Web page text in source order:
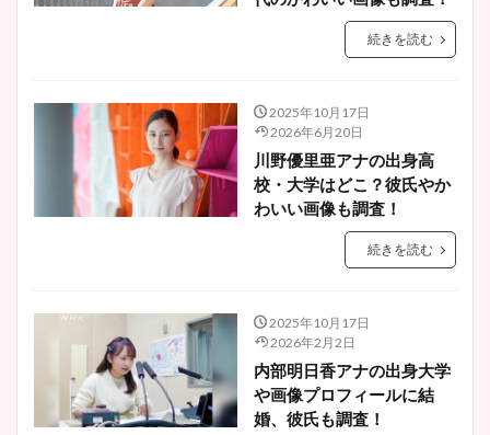
続きを読む
2025年10月17日
2026年6月20日
川野優里亜アナの出身高
校・大学はどこ？彼氏やか
わいい画像も調査！
続きを読む
2025年10月17日
2026年2月2日
内部明日香アナの出身大学
や画像プロフィールに結
婚、彼氏も調査！